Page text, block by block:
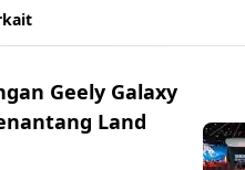
Geely Galaxy
Land